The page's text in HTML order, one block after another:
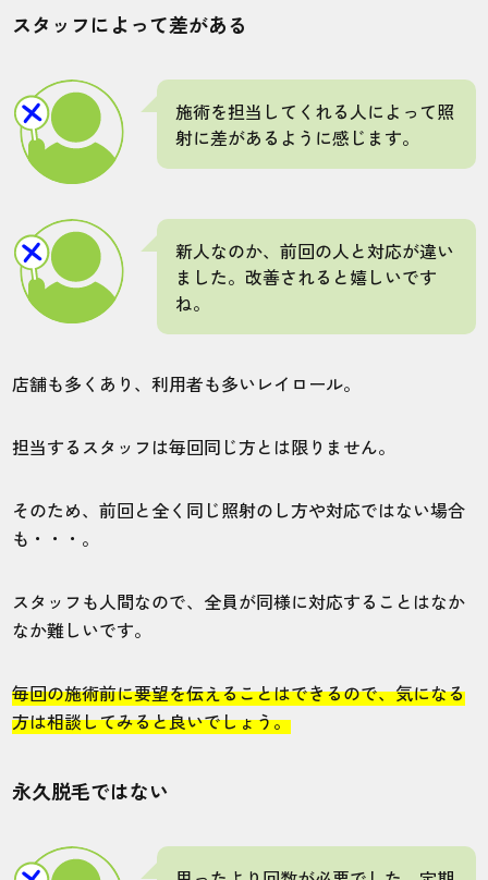
よ。
30代・Vickyさん
施術
5
接客
5
雰囲気
5
料金
5
予約
5
してくれるため安心して施術を受けれま
す。効果も徐々に感じられているので、綺
10代・カペリーさん
施術 接客 雰囲気
店舗
鹿児島店 全身
スタッフによって差がある
施術を担当してくれる人によって照
射に差があるように感じます。
新人なのか、前回の人と対応が違い
ました。改善されると嬉しいです
ね。
店舗も多くあり、利用者も多いレイロール。
担当するスタッフは毎回同じ方とは限りません。
そのため、前回と全く同じ照射のし方や対応ではない場合
も・・・。
スタッフも人間なので、全員が同様に対応することはなか
なか難しいです。
毎回の施術前に要望を伝えることはできるので、気になる
方は相談してみると良いでしょう。
永久脱毛ではない